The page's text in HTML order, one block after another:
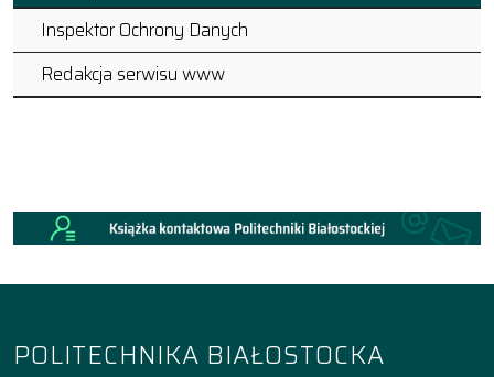
Inspektor Ochrony Danych
Redakcja serwisu www
POLITECHNIKA BIAŁOSTOCKA